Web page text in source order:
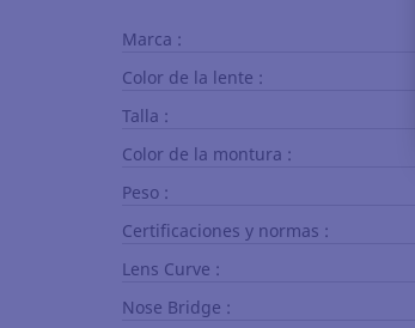
Marca :
Color de la lente :
Talla :
Color de la montura :
Peso :
Certificaciones y normas :
Lens Curve :
Nose Bridge :